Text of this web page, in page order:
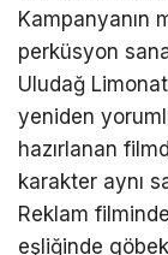
Kampanyanın
perküsyon
Uludağ
yeniden
hazırlanan
karakter aynı
Reklam
eşliğinde